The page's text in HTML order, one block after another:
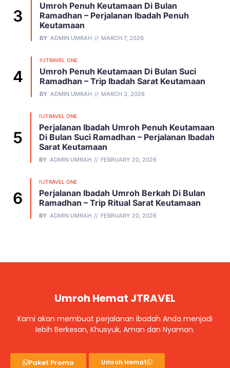
Umroh Penuh Keutamaan Di Bulan
Ramadhan – Perjalanan Ibadah Penuh
Keutamaan
BY ADMIN UMRAH MARCH 7, 2026
!!JTRAVEL ONE
Umroh Penuh Keutamaan Di Bulan Suci
Ramadhan – Trip Ibadah Sarat Keutamaan
BY ADMIN UMRAH MARCH 3, 2026
!!JTRAVEL ONE
Perjalanan Ibadah Umroh Penuh Keutamaan
Di Bulan Suci Ramadhan – Perjalanan Ibadah
Sarat Keutamaan
BY ADMIN UMRAH FEBRUARY 20, 2026
!!JTRAVEL ONE
Perjalanan Ibadah Umroh Berkah Di Bulan
Ramadhan – Trip Ritual Sarat Keutamaan
BY ADMIN UMRAH FEBRUARY 20, 2026
Umroh Hemat JTRAVEL
Kami akan membuat perjalanan ibadah Anda menjadi
lebih Berkesan, Khusyuk, Aman dan Nyaman.
Paket Promo Umroh Hemat